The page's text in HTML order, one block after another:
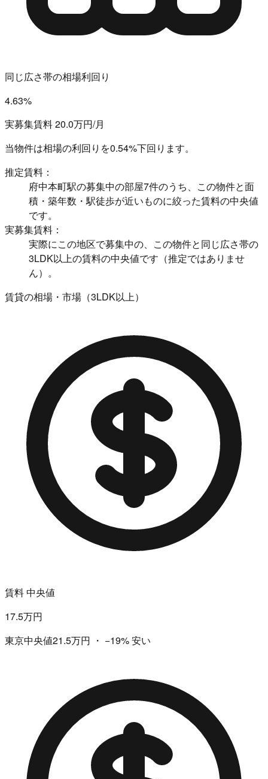
同じ広さ帯の相場利回り
4.63%
実募集賃料 20.0万円/月
当物件は相場の利回りを0.54%下回ります。
推定賃料：
府中本町駅の募集中の部屋7件のうち、この物件と面
積・築年数・駅徒歩が近いものに絞った賃料の中央値
です。
実募集賃料：
実際にこの地区で募集中の、この物件と同じ広さ帯の
3LDK以上の賃料の中央値です（推定ではありませ
ん）。
賃貸の相場・市場（3LDK以上）
賃料 中央値
17.5万円
東京中央値21.5万円 ・ −19%安い